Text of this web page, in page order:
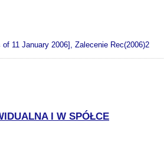
11 January 2006], Zalecenie Rec(2006)2
I W SPÓŁCE